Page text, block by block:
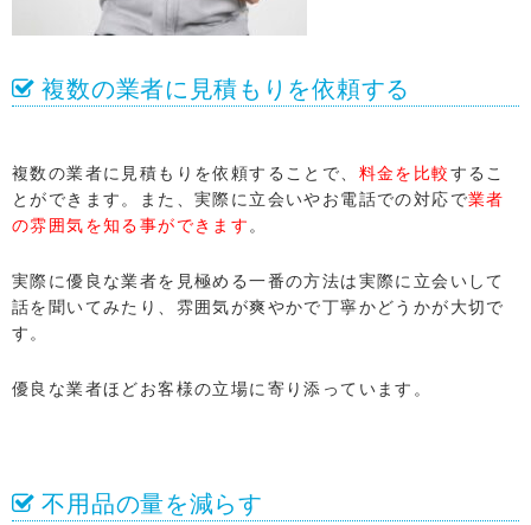
複数の業者に見積もりを依頼する
複数の業者に見積もりを依頼することで、 料金を比較するこ
とができます。また、実際に立会いやお電話での対応で業者
の雰囲気を知る事ができます 。
実際に優良な業者を見極める一番の方法は実際に立会いして
話を聞いてみたり、雰囲気が爽やかで丁寧かどうかが大切で
す。
優良な業者ほどお客様の立場に寄り添っています。
不用品の量を減らす